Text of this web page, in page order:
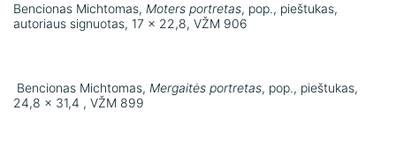
Bencionas Michtomas, Moters portretas, pop., pieštukas,
autoriaus signuotas, 17 x 22,8, VŽM 906
Bencionas Michtomas, Mergaitės portretas, pop., pieštukas,
24,8 x 31,4 , VŽM 899